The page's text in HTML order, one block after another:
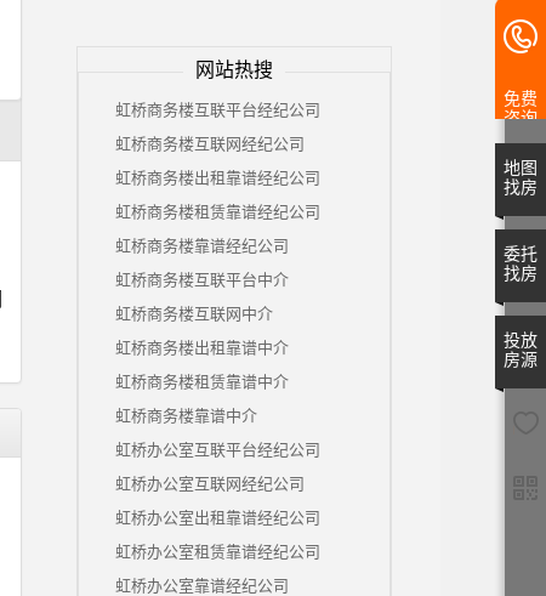
网站热搜
虹桥商务楼互联平台经纪公司
虹桥商务楼互联网经纪公司
虹桥商务楼出租靠谱经纪公司
虹桥商务楼租赁靠谱经纪公司
虹桥商务楼靠谱经纪公司
虹桥商务楼互联平台中介
虹桥商务楼互联网中介
虹桥商务楼出租靠谱中介
虹桥商务楼租赁靠谱中介
虹桥商务楼靠谱中介
虹桥办公室互联平台经纪公司
虹桥办公室互联网经纪公司
虹桥办公室出租靠谱经纪公司
虹桥办公室租赁靠谱经纪公司
虹桥办公室靠谱经纪公司
免费
咨询
地图
找房
委托
找房
投放
房源